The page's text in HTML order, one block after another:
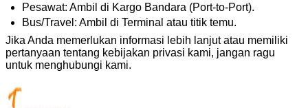
Pesawat: Ambil di Kargo Bandara (Port-to-Port).
Bus/Travel: Ambil di Terminal atau titik temu.
Jika Anda memerlukan informasi lebih lanjut atau memiliki
pertanyaan tentang kebijakan privasi kami, jangan ragu
untuk menghubungi kami.